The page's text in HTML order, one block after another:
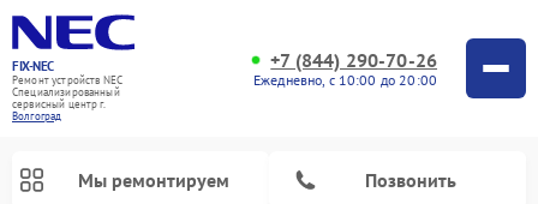
FIX-NEC
Ремонт устройств NEC
Специализированный
cервисный центр г.
Волгоград
+7 (844) 290-70-26
Ежедневно, с 10:00 до 20:00
Мы ремонтируем Позвонить